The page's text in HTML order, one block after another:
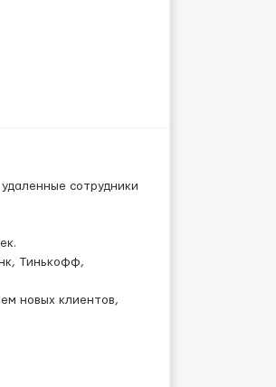
сотрудники
Тинькофф,
новых клиентов,